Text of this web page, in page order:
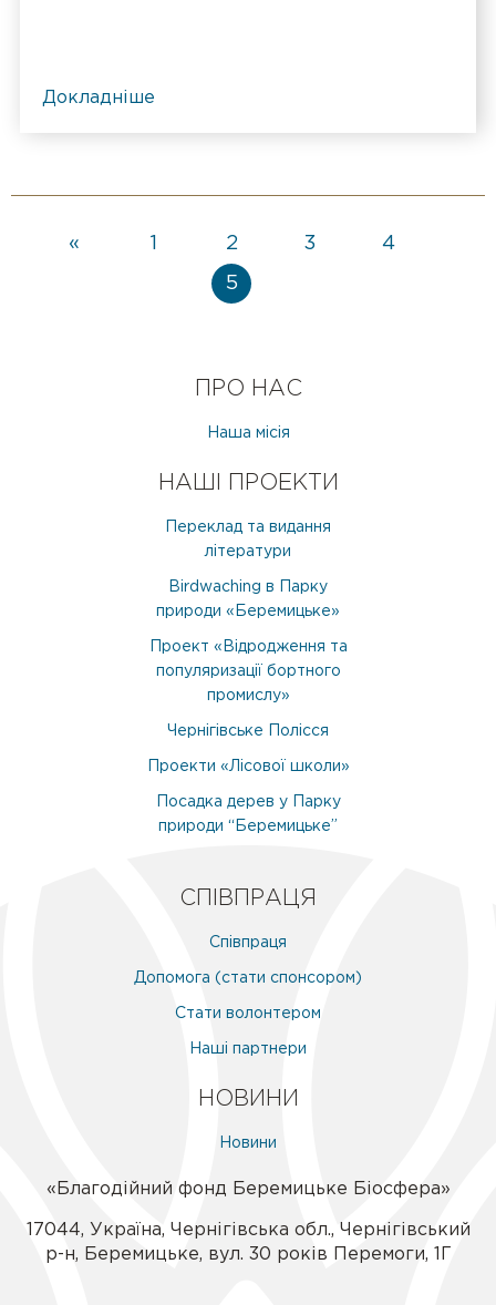
Докладніше
« 1 2 3 4
5
ПРО НАС
Наша місія
НАШІ ПРОЕКТИ
Переклад та видання
літератури
Birdwaching в Парку
природи «Беремицьке»
Проект «Відродження та
популяризації бортного
промислу»
Чернігівське Полісся
Проекти «Лісової школи»
Посадка дерев у Парку
природи “Беремицьке”
СПІВПРАЦЯ
Співпраця
Допомога (стати спонсором)
Стати волонтером
Наші партнери
НОВИНИ
Новини
«Благодійний фонд Беремицьке Біосфера»
17044, Україна, Чернігівська обл., Чернігівський
р-н, Беремицьке, вул. 30 років Перемоги, 1Г